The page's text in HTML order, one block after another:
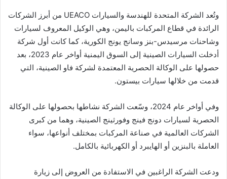
وتُعد الشركة المتحدة للهندسة والسيارات UEACO من أبرز الشركات
الرائدة في قطاع المركبات باليمن، وهي الوكيل المعروف لسيارات
وشاحنات مرسيدس-بنز وسانج يونج الكورية، كما كانت أول شركة
أدخلت السيارات الصينية إلى السوق اليمنية أواخر عام 2023، بعد
حصولها على الوكالة الحصرية المعتمدة لشركة فاو الصينية، التي
قدمت من خلالها سيارات بيستون.
وفي أواخر عام 2024، وسّعت الشركة نشاطها بحصولها على الوكالة
الحصرية لسيارات دونج فينج وفورثينج الصينية، وهما من كبرى
الشركات العالمية في صناعة المركبات بمختلف أنواعها، سواء
العاملة بالبنزين أو الهايبرد أو الكهربائية بالكامل.
ودعت الشركة الراغبين في الاستفادة من العروض إلى زيارة